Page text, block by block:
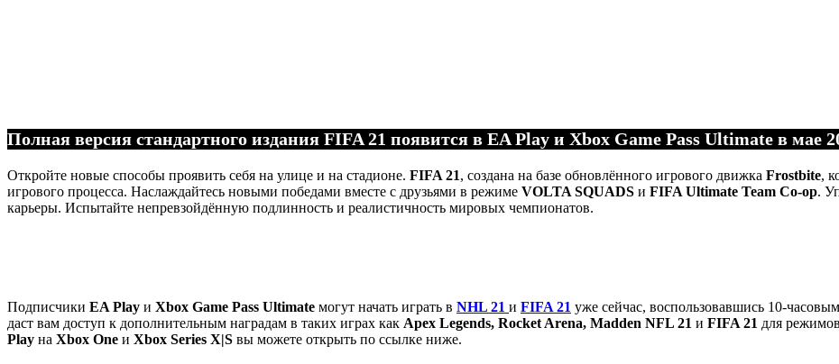
Полная версия стандартного издания FIFA 21 появится в EA Play и Xbox Game Pass Ultimate в мае
Откройте новые способы проявить себя на улице и на стадионе. FIFA 21, создана на базе обновлённого игрового движка Frostbite,
игрового процесса. Наслаждайтесь новыми победами вместе с друзьями в режиме VOLTA SQUADS и FIFA Ultimate Team Co-op.
карьеры. Испытайте непревзойдённую подлинность и реалистичность мировых чемпионатов.
Подписчики EA Play и Xbox Game Pass Ultimate могут начать играть в NHL 21 и FIFA 21 уже сейчас, воспользовавшись 10-
даст вам доступ к дополнительным наградам в таких играх как Apex Legends, Rocket Arena, Madden NFL 21 и FIFA 21 для режимов
Play на Xbox One и Xbox Series X|S вы можете открыть по ссылке ниже.